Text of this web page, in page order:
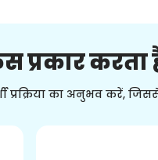
प्रकार करता
प्रक्रिया का अनुभव करें,